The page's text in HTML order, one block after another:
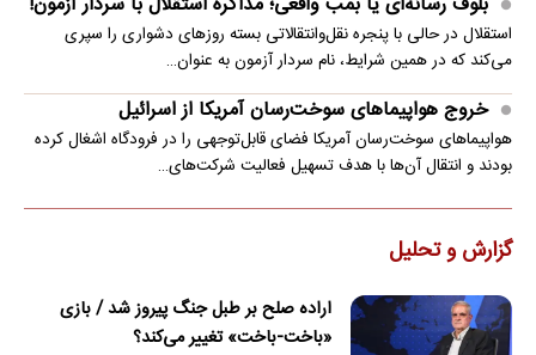
استقلال در حالی با پنجره نقل‌وانتقالاتی بسته روزهای دشواری را سپری
می‌کند که در همین شرایط، نام سردار آزمون به عنوان…
خروج هواپیماهای سوخت‌رسان آمریکا از اسرائیل
هواپیماهای سوخت‌رسان آمریکا فضای قابل‌توجهی را در فرودگاه اشغال کرده
بودند و انتقال آن‌ها با هدف تسهیل فعالیت شرکت‌های…
گزارش و تحلیل
اراده صلح بر طبل جنگ پیروز شد / بازی
«باخت-باخت» تغییر می‌کند؟